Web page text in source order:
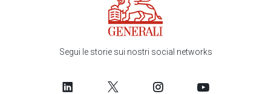
Segui le storie sui nostri social networks